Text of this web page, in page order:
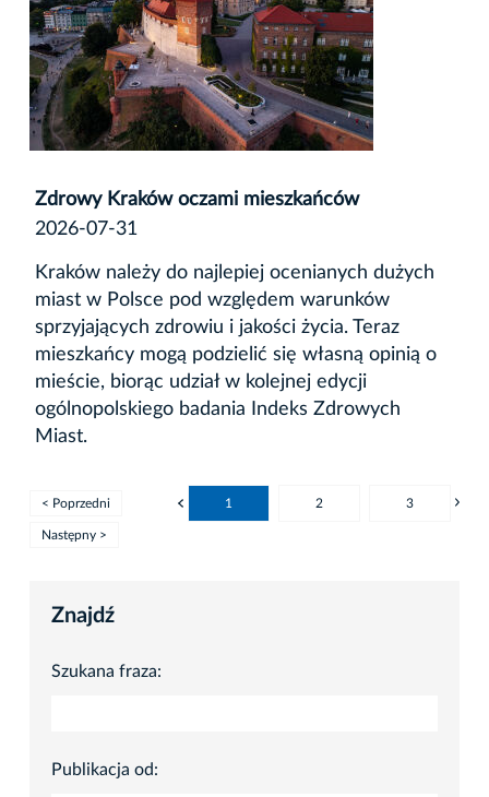
Zdrowy Kraków oczami mieszkańców
2026-07-31
Kraków należy do najlepiej ocenianych dużych
miast w Polsce pod względem warunków
sprzyjających zdrowiu i jakości życia. Teraz
mieszkańcy mogą podzielić się własną opinią o
mieście, biorąc udział w kolejnej edycji
ogólnopolskiego badania Indeks Zdrowych
Miast.
< Poprzedni 1 2 3
Następny >
Znajdź
Szukana fraza:
Publikacja od: